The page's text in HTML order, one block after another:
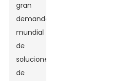
gran
demanda
mundial
de
soluciones
de